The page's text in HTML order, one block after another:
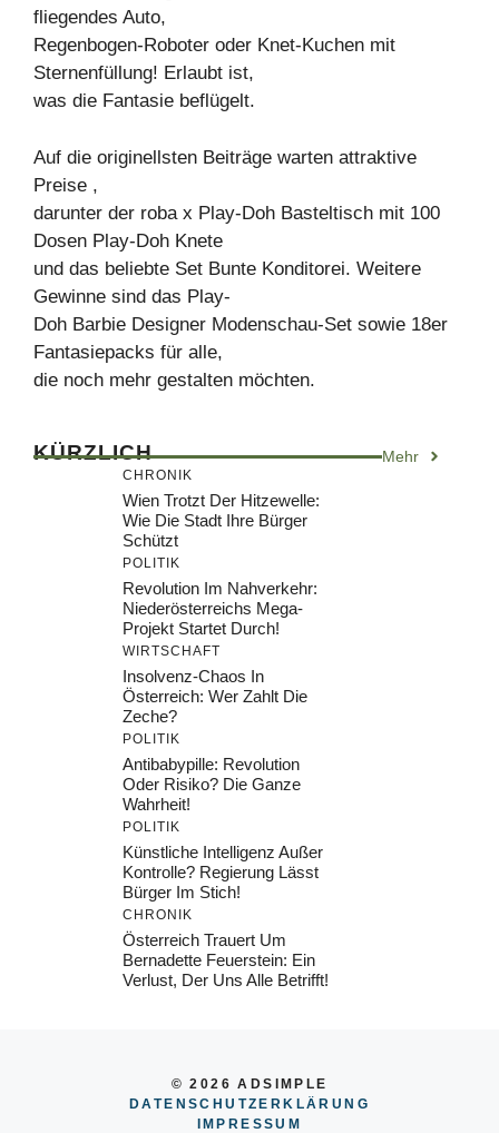
fliegendes Auto,
Regenbogen-Roboter oder Knet-Kuchen mit
Sternenfüllung! Erlaubt ist,
was die Fantasie beflügelt.
Auf die originellsten Beiträge warten attraktive
Preise ,
darunter der roba x Play-Doh Basteltisch mit 100
Dosen Play-Doh Knete
und das beliebte Set Bunte Konditorei. Weitere
Gewinne sind das Play-
Doh Barbie Designer Modenschau-Set sowie 18er
Fantasiepacks für alle,
die noch mehr gestalten möchten.
KÜRZLICH Mehr
CHRONIK
Wien Trotzt Der Hitzewelle:
Wie Die Stadt Ihre Bürger
Schützt
POLITIK
Revolution Im Nahverkehr:
Niederösterreichs Mega-
Projekt Startet Durch!
WIRTSCHAFT
Insolvenz-Chaos In
Österreich: Wer Zahlt Die
Zeche?
POLITIK
Antibabypille: Revolution
Oder Risiko? Die Ganze
Wahrheit!
POLITIK
Künstliche Intelligenz Außer
Kontrolle? Regierung Lässt
Bürger Im Stich!
CHRONIK
Österreich Trauert Um
Bernadette Feuerstein: Ein
Verlust, Der Uns Alle Betrifft!
© 2026 ADSIMPLE
DATENSCHUTZERKLÄRUNG
IMPRESSU M